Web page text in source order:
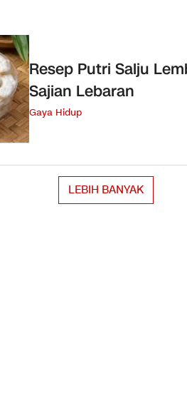
Resep Putri Salju
Sajian Lebaran
Gaya Hidup
LEBIH BANYAK